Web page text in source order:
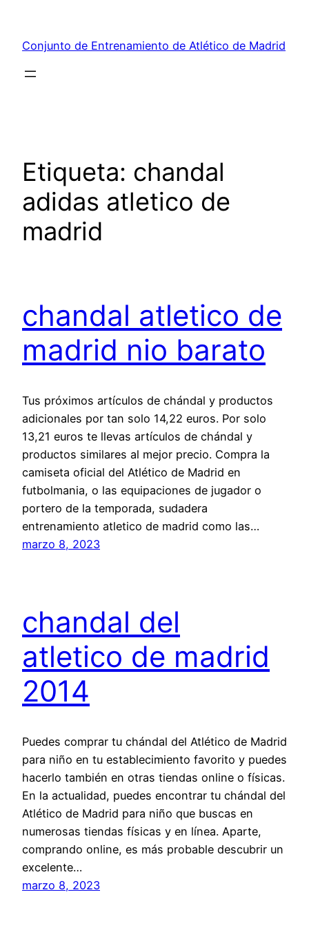
contenido
Conjunto de Entrenamiento de Atlético de Madrid
Etiqueta: chandal
adidas atletico de
madrid
chandal atletico de
madrid nio barato
Tus próximos artículos de chándal y productos
adicionales por tan solo 14,22 euros. Por solo
13,21 euros te llevas artículos de chándal y
productos similares al mejor precio. Compra la
camiseta oficial del Atlético de Madrid en
futbolmania, o las equipaciones de jugador o
portero de la temporada, sudadera
entrenamiento atletico de madrid como las…
marzo 8, 2023
chandal del
atletico de madrid
2014
Puedes comprar tu chándal del Atlético de Madrid
para niño en tu establecimiento favorito y puedes
hacerlo también en otras tiendas online o físicas.
En la actualidad, puedes encontrar tu chándal del
Atlético de Madrid para niño que buscas en
numerosas tiendas físicas y en línea. Aparte,
comprando online, es más probable descubrir un
excelente…
marzo 8, 2023